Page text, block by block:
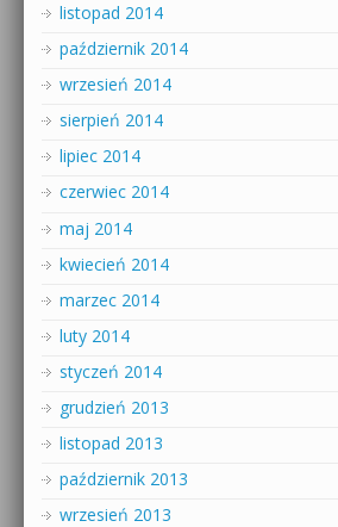
listopad 2014
październik 2014
wrzesień 2014
sierpień 2014
lipiec 2014
czerwiec 2014
maj 2014
kwiecień 2014
marzec 2014
luty 2014
styczeń 2014
grudzień 2013
listopad 2013
październik 2013
wrzesień 2013